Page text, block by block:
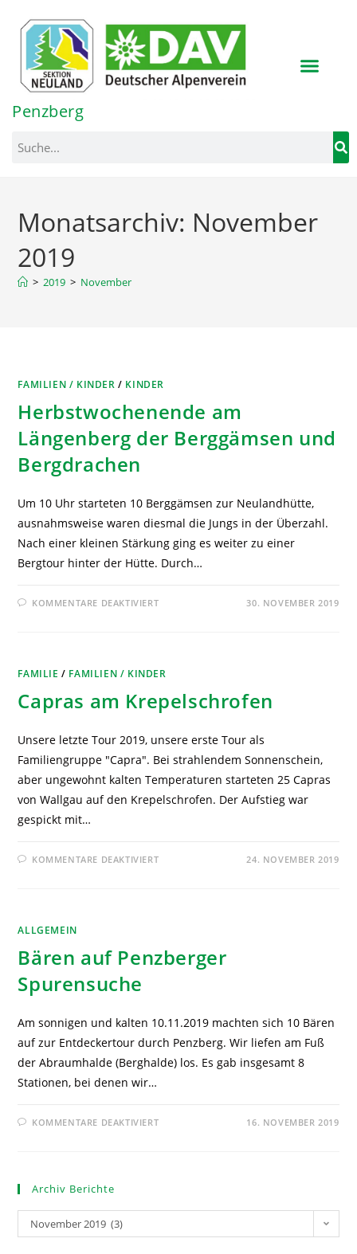
springen
Penzberg
Monatsarchiv: November
2019
> 2019 > November
FAMILIEN / KINDER / KINDER
Herbstwochenende am
Längenberg der Berggämsen und
Bergdrachen
Um 10 Uhr starteten 10 Berggämsen zur Neulandhütte,
ausnahmsweise waren diesmal die Jungs in der Überzahl.
Nach einer kleinen Stärkung ging es weiter zu einer
Bergtour hinter der Hütte. Durch…
KOMMENTARE DEAKTIVIERT 30. NOVEMBER 2019
FAMILIE / FAMILIEN / KINDER
Capras am Krepelschrofen
Unsere letzte Tour 2019, unsere erste Tour als
Familiengruppe "Capra". Bei strahlendem Sonnenschein,
aber ungewohnt kalten Temperaturen starteten 25 Capras
von Wallgau auf den Krepelschrofen. Der Aufstieg war
gespickt mit…
KOMMENTARE DEAKTIVIERT 24. NOVEMBER 2019
ALLGEMEIN
Bären auf Penzberger
Spurensuche
Am sonnigen und kalten 10.11.2019 machten sich 10 Bären
auf zur Entdeckertour durch Penzberg. Wir liefen am Fuß
der Abraumhalde (Berghalde) los. Es gab insgesamt 8
Stationen, bei denen wir…
KOMMENTARE DEAKTIVIERT 16. NOVEMBER 2019
Archiv Berichte
November 2019 (3)